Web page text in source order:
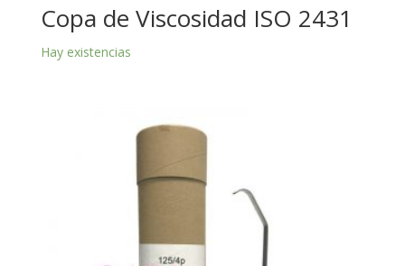
Copa de Viscosidad ISO 2431
Hay existencias